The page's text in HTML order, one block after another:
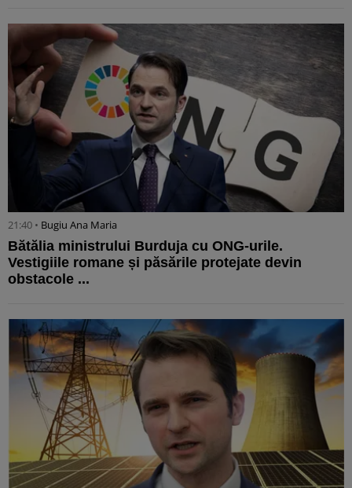
21:40 • Bugiu ⁠Ana Maria
Bătălia ministrului Burduja cu ONG-urile.
Vestigiile romane și păsările protejate devin
obstacole ...